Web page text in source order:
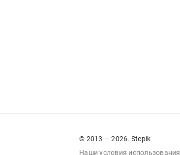
© 2013 — 2026. Stepik
Наши условия использования